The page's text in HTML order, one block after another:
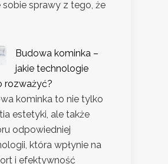
sobie sprawy z tego, że
Budowa kominka –
jakie technologie
rozważyć?
kominka to nie tylko
estetyki, ale także
odpowiedniej
która wpłynie na
i efektywność